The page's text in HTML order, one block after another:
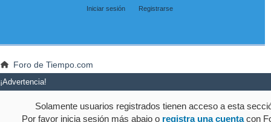
Iniciar sesión Registrarse
Foro de Tiempo.com
¡Advertencia!
Solamente usuarios registrados tienen acceso a esta
Por favor inicia sesión más abajo o registra una cuentacon